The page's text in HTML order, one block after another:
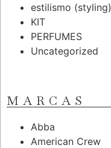
estilismo (styling)
KIT
PERFUMES
Uncategorized
MARCAS
Abba
American Crew